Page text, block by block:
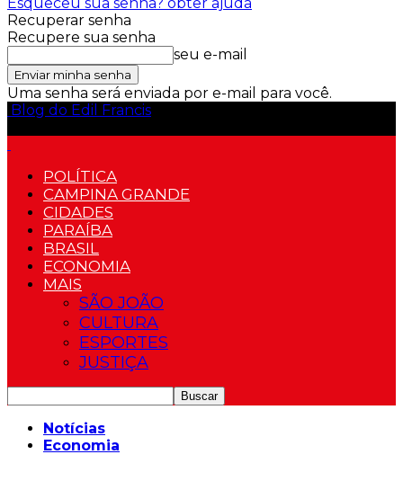
Recuperar senha
Recupere sua senha
seu e-mail
Uma senha será enviada por e-mail para você.
Blog do Edil Francis
POLÍTICA
CAMPINA GRANDE
CIDADES
PARAÍBA
BRASIL
ECONOMIA
MAIS
SÃO JOÃO
CULTURA
ESPORTES
JUSTIÇA
Notícias
Economia